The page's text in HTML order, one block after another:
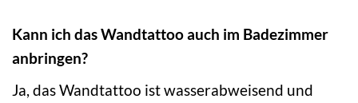
Kann ich das Wandtattoo auch im Badezimmer
anbringen?
Ja, das Wandtattoo ist wasserabweisend und